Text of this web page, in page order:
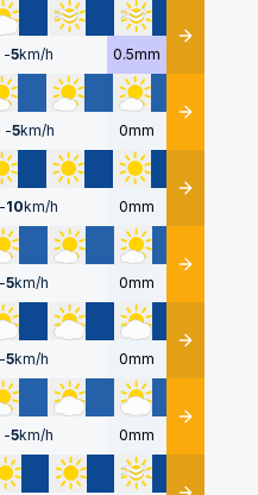
-5km/h 0.5mm Détails
-5km/h 0mm Détails
-10km/h 0mm Détails
-5km/h 0mm Détails
-5km/h 0mm Détails
-5km/h 0mm Détails